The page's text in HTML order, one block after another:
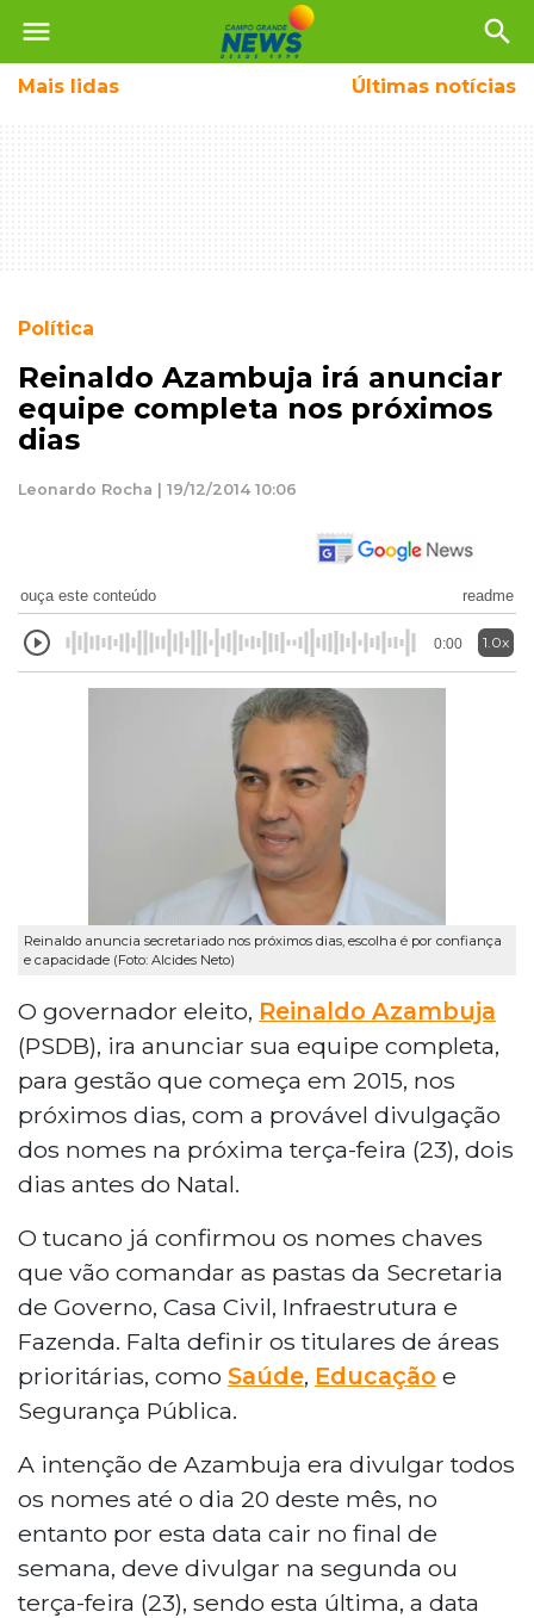
menu search
Mais lidas Últimas notícias
Política
Reinaldo Azambuja irá anunciar
equipe completa nos próximos
dias
Leonardo Rocha | 19/12/2014 10:06
ouça este conteúdo readme
0:00 1.0x
Reinaldo anuncia secretariado nos próximos dias, escolha é por confiança
e capacidade (Foto: Alcides Neto)
O governador eleito, Reinaldo Azambuja
(PSDB), ira anunciar sua equipe completa,
para gestão que começa em 2015, nos
próximos dias, com a provável divulgação
dos nomes na próxima terça-feira (23), dois
dias antes do Natal.
O tucano já confirmou os nomes chaves
que vão comandar as pastas da Secretaria
de Governo, Casa Civil, Infraestrutura e
Fazenda. Falta definir os titulares de áreas
prioritárias, como Saúde, Educação e
Segurança Pública.
A intenção de Azambuja era divulgar todos
os nomes até o dia 20 deste mês, no
entanto por esta data cair no final de
semana, deve divulgar na segunda ou
terça-feira (23), sendo esta última, a data